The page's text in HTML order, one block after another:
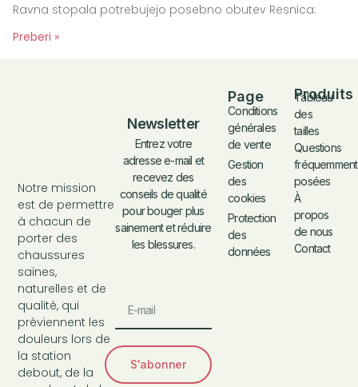
Ravna stopala potrebujejo posebno obutev Resnica:
Preberi »
Notre mission
est de permettre
à chacun de
porter des
chaussures
saines,
naturelles et de
qualité, qui
préviennent les
douleurs lors de
la station
debout, de la
Produits
Tableau
des
tailles
Questions
fréquemment
posées
À
propos
de nous
Contact
Page
Conditions
générales
de vente
Gestion
des
cookies
Protection
des
données
Newsletter
Entrez votre
adresse e-mail et
recevez des
conseils de qualité
pour bouger plus
sainement et réduire
les blessures.
S'abonner